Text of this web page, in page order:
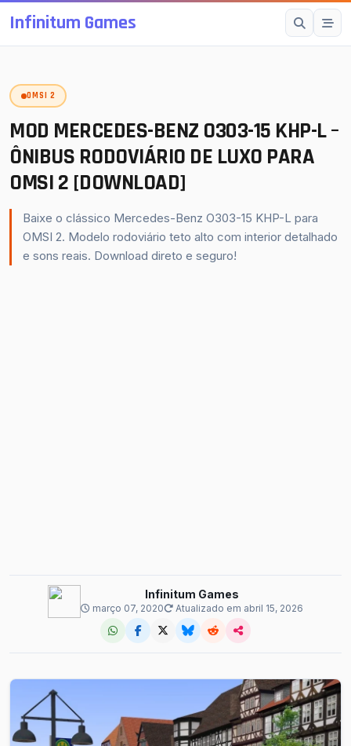
Infinitum Games
SUGESTÕES
Mods OMSI 2
Proton Bus Simulator
Mods ETS 2
American Truck Simulator
OMSI 2
MOD MERCEDES-BENZ O303-15 KHP-L –
ÔNIBUS RODOVIÁRIO DE LUXO PARA
OMSI 2 [DOWNLOAD]
Baixe o clássico Mercedes-Benz O303-15 KHP-L para
OMSI 2. Modelo rodoviário teto alto com interior detalhado
e sons reais. Download direto e seguro!
Infinitum Games
março 07, 2020 Atualizado em abril 15, 2026